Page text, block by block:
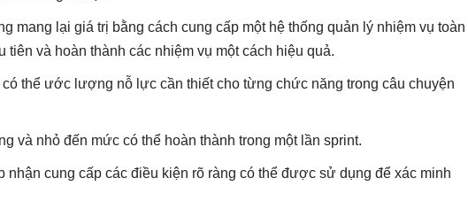
mang lại giá trị bằng cách cung cấp một hệ thống quản lý nhiệm vụ toàn
và hoàn thành các nhiệm vụ một cách hiệu quả.
thể ước lượng nỗ lực cần thiết cho từng chức năng trong câu chuyện
và nhỏ đến mức có thể hoàn thành trong một lần sprint.
nhận cung cấp các điều kiện rõ ràng có thể được sử dụng để xác minh